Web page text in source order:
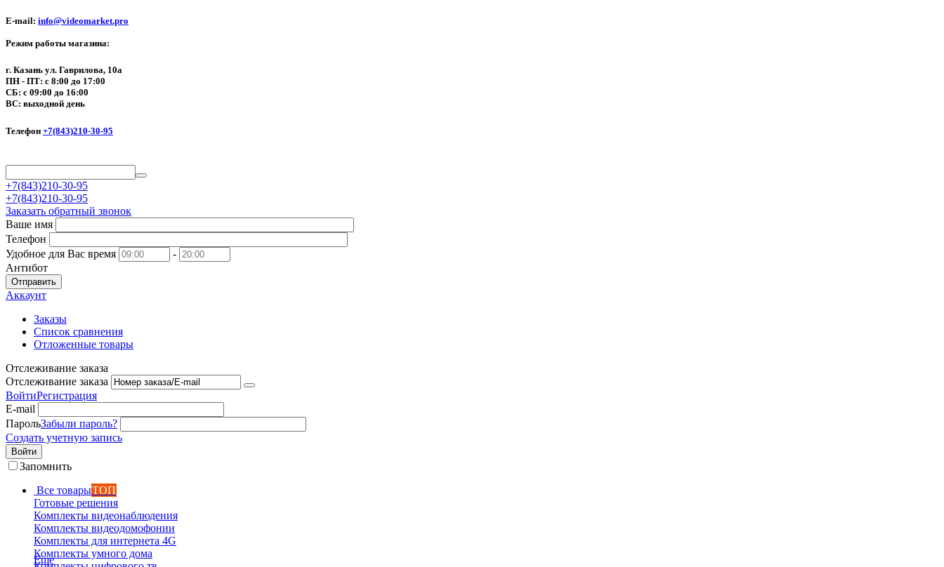
E-mail: info@videomarket.pro
Режим работы магазина:
г. Казань ул. Гаврилова, 10а
ПН - ПТ: с 8:00 до 17:00
СБ: с 09:00 до 16:00
ВС: выходной день
Телефон +7(843)210-30-95
+7(843)210-30-95
+7(843)210-30-95
Заказать обратный звонок
Ваше имя
Телефон
Удобное для Вас время
-
Антибот
Отправить
Аккаунт
Заказы
Список сравнения
Отложенные товары
Отслеживание заказа
Отслеживание заказа
ВойтиРегистрация
E-mail
ПарольЗабыли пароль?
Создать учетную запись
Войти
Запомнить
Все товарыТОП
Готовые решения
Комплекты видеонаблюдения
Комплекты видеодомофонии
Комплекты для интернета 4G
Комплекты умного дома
Еще